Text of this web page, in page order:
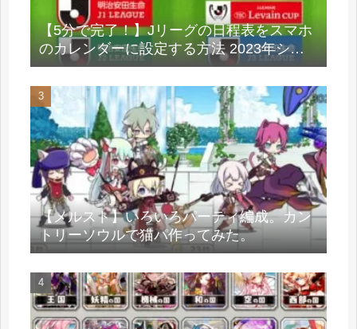
【5分で完了！】Jリーグの日程表をスマホ
のカレンダーに設定する方法 2023年シー
ズン
【メルスト】いろいろパーティ編成。カン
トリーソウルで猫パ作ってみた。